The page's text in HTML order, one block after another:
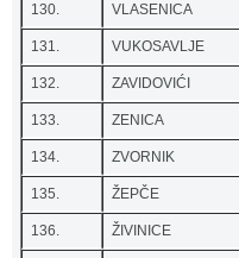
130. VLASENICA
131. VUKOSAVLJE
132. ZAVIDOVIĆI
133. ZENICA
134. ZVORNIK
135. ŽEPČE
136. ŽIVINICE